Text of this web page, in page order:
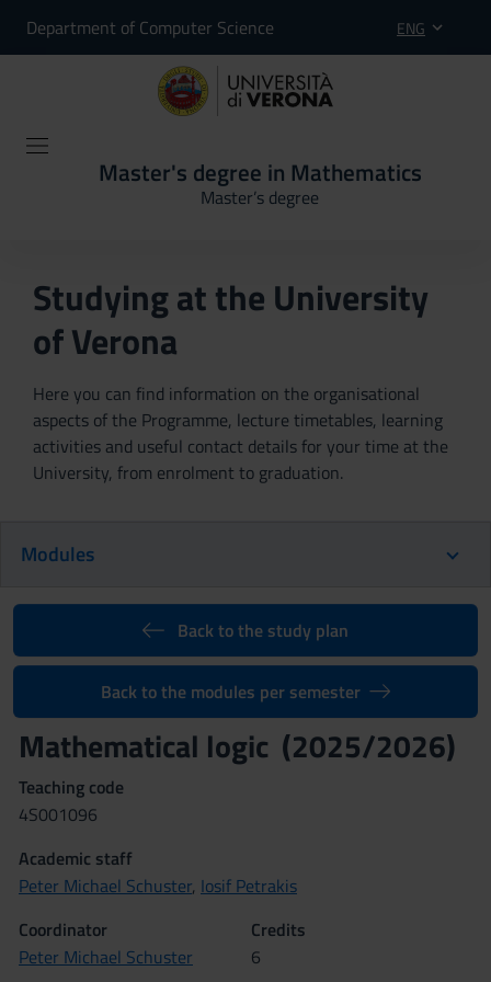
Department of Computer Science ENG
Master's degree in Mathematics
Master’s degree
Studying at the University
of Verona
Here you can find information on the organisational
aspects of the Programme, lecture timetables, learning
activities and useful contact details for your time at the
University, from enrolment to graduation.
Modules
Back to the study plan
Back to the modules per semester
Mathematical logic (2025/2026)
Teaching code
4S001096
Academic staff
Peter Michael Schuster, Iosif Petrakis
Coordinator
Peter Michael Schuster
Credits
6